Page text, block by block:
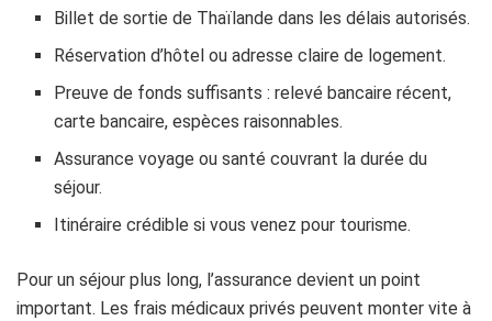
Billet de sortie de Thaïlande dans les délais autorisés.
Réservation d’hôtel ou adresse claire de logement.
Preuve de fonds suffisants : relevé bancaire récent,
carte bancaire, espèces raisonnables.
Assurance voyage ou santé couvrant la durée du
séjour.
Itinéraire crédible si vous venez pour tourisme.
Pour un séjour plus long, l’assurance devient un point
important. Les frais médicaux privés peuvent monter vite à